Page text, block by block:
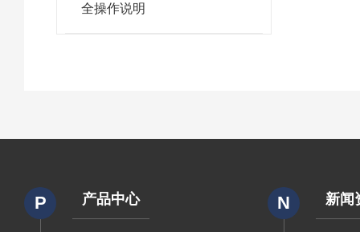
全操作说明
P 产品中心 N 新闻